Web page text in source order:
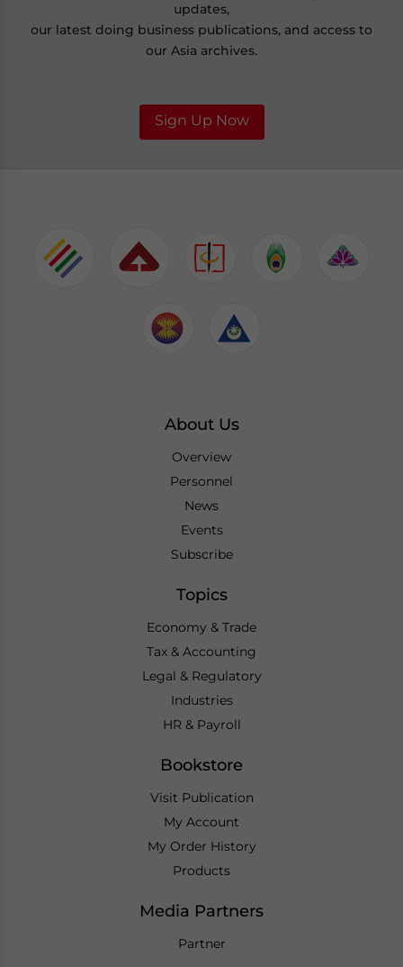
updates,
our latest doing business publications, and access to
our Asia archives.
Sign Up Now
About Us
Overview
Personnel
News
Events
Subscribe
Topics
Economy & Trade
Tax & Accounting
Legal & Regulatory
Industries
HR & Payroll
Bookstore
Visit Publication
My Account
My Order History
Products
Media Partners
Partner